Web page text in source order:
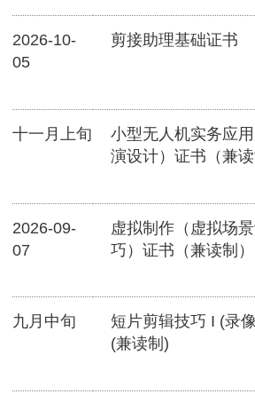
2026-10-
05
剪接助理基础证书
十一月上旬
小型无人机实务应
演设计）证书（兼读
2026-09-
07
虚拟制作（虚拟场
巧）证书（兼读制）
九月中旬
短片剪辑技巧 I (录
(兼读制)